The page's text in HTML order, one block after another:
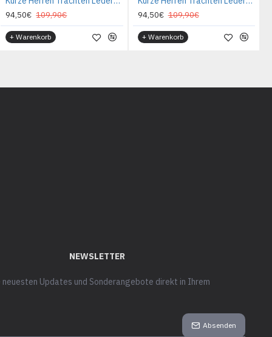
94,50€ 109,90€
+ Warenkorb
94,50€ 109,90€
+ Warenkorb
NEWSLETTER
neuesten Updates und Sonderangebote direkt in Ihrem
Absenden